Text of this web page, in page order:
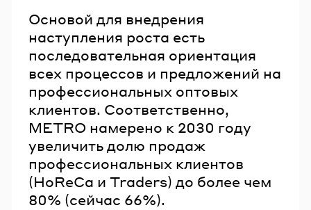
Основой для внедрения
наступления роста есть
последовательная ориентация
всех процессов и предложений на
профессиональных оптовых
клиентов. Соответственно,
METRO намерено к 2030 году
увеличить долю продаж
профессиональных клиентов
(HoReCa и Traders) до более чем
80% (сейчас 66%).